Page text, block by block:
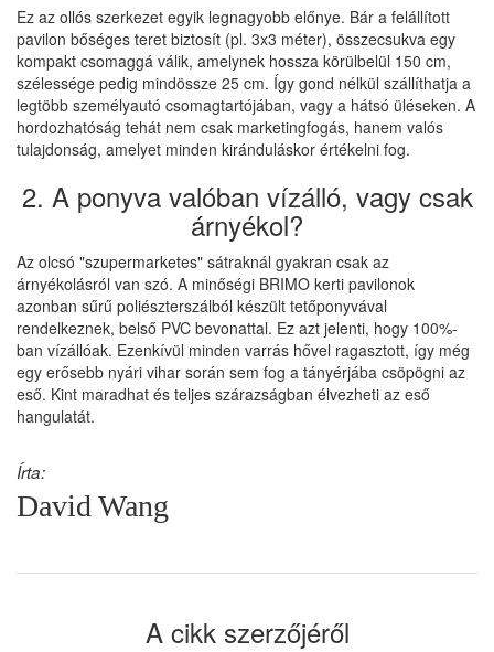
Ez az ollós szerkezet egyik legnagyobb előnye. Bár a felállított
pavilon bőséges teret biztosít (pl. 3x3 méter), összecsukva egy
kompakt csomaggá válik, amelynek hossza körülbelül 150 cm,
szélessége pedig mindössze 25 cm. Így gond nélkül szállíthatja a
legtöbb személyautó csomagtartójában, vagy a hátsó üléseken. A
hordozhatóság tehát nem csak marketingfogás, hanem valós
tulajdonság, amelyet minden kiránduláskor értékelni fog.
2. A ponyva valóban vízálló, vagy csak
árnyékol?
Az olcsó "szupermarketes" sátraknál gyakran csak az
árnyékolásról van szó. A minőségi BRIMO kerti pavilonok
azonban sűrű poliészterszálból készült tetőponyvával
rendelkeznek, belső PVC bevonattal. Ez azt jelenti, hogy 100%-
ban vízállóak. Ezenkívül minden varrás hővel ragasztott, így még
egy erősebb nyári vihar során sem fog a tányérjába csöpögni az
eső. Kint maradhat és teljes szárazságban élvezheti az eső
hangulatát.
Írta:
David Wang
A cikk szerzőjéről